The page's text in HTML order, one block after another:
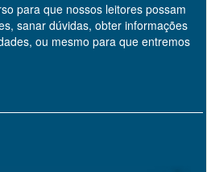
para que nossos leitores possam
sanar dúvidas, obter informações
ou mesmo para que entremos